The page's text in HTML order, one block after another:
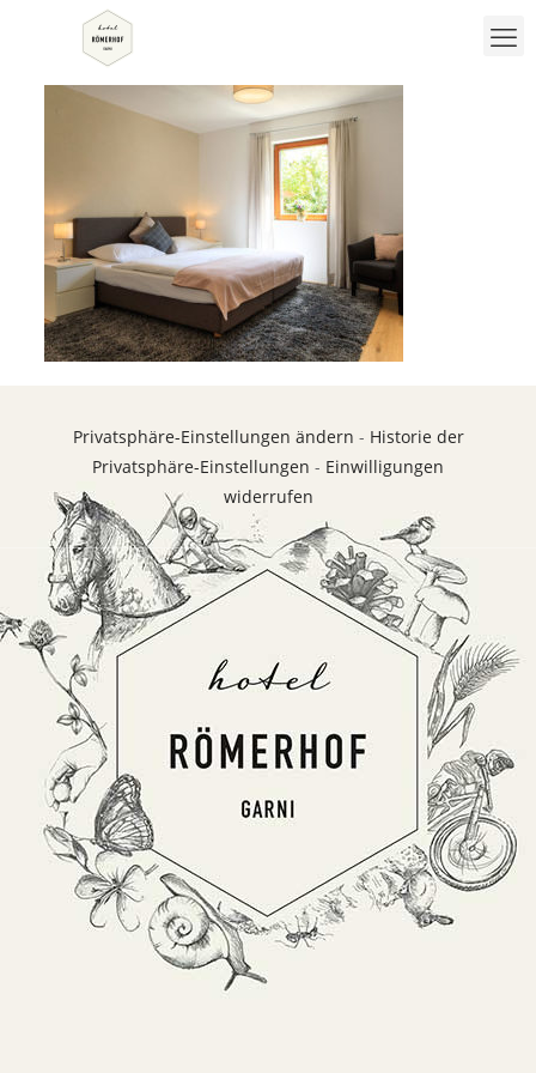
Privatsphäre-Einstellungen ändern - Historie der
Privatsphäre-Einstellungen - Einwilligungen
widerrufen